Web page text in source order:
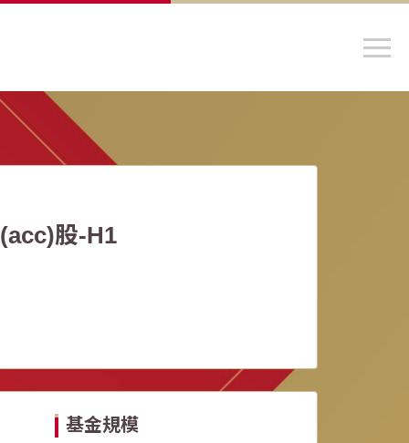
股-H1
基金規模